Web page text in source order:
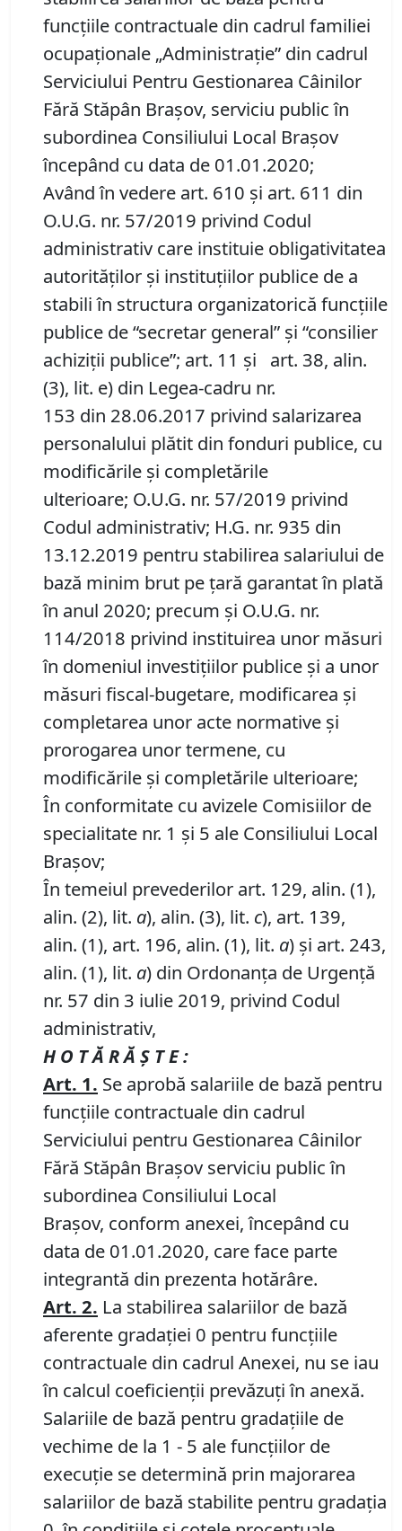
funcţiile contractuale din cadrul familiei
ocupaționale „Administrație” din cadrul
Serviciului Pentru Gestionarea Câinilor
Fără Stăpân Braşov, serviciu public în
subordinea Consiliului Local Brașov
începând cu data de 01.01.2020;
Având în vedere art. 610 şi art. 611 din
O.U.G. nr. 57/2019 privind Codul
administrativ care instituie obligativitatea
autorităţilor şi instituţiilor publice de a
stabili în structura organizatorică funcţiile
publice de “secretar general” şi “consilier
achiziţii publice”; art. 11 şi art. 38, alin.
(3), lit. e) din Legea-cadru nr.
153 din 28.06.2017 privind salarizarea
personalului plătit din fonduri publice, cu
modificările şi completările
ulterioare; O.U.G. nr. 57/2019 privind
Codul administrativ; H.G. nr. 935 din
13.12.2019 pentru stabilirea salariului de
bază minim brut pe ţară garantat în plată
în anul 2020; precum şi O.U.G. nr.
114/2018 privind instituirea unor măsuri
în domeniul investiţiilor publice şi a unor
măsuri fiscal-bugetare, modificarea şi
completarea unor acte normative şi
prorogarea unor termene, cu
modificările şi completările ulterioare;
În conformitate cu avizele Comisiilor de
specialitate nr. 1 și 5 ale Consiliului Local
Brașov;
În temeiul prevederilor art. 129, alin. (1),
alin. (2), lit. a), alin. (3), lit. c), art. 139,
alin. (1), art. 196, alin. (1), lit. a) și art. 243,
alin. (1), lit. a) din Ordonanța de Urgență
nr. 57 din 3 iulie 2019, privind Codul
administrativ,
H O T Ă R Ă Ş T E :
Art. 1. Se aprobă salariile de bază pentru
funcţiile contractuale din cadrul
Serviciului pentru Gestionarea Câinilor
Fără Stăpân Braşov serviciu public în
subordinea Consiliului Local
Brașov, conform anexei, începând cu
data de 01.01.2020, care face parte
integrantă din prezenta hotărâre.
Art. 2. La stabilirea salariilor de bază
aferente gradaţiei 0 pentru funcţiile
contractuale din cadrul Anexei, nu se iau
în calcul coeficienţii prevăzuţi în anexă.
Salariile de bază pentru gradaţiile de
vechime de la 1 - 5 ale funcţiilor de
execuţie se determină prin majorarea
salariilor de bază stabilite pentru gradaţia